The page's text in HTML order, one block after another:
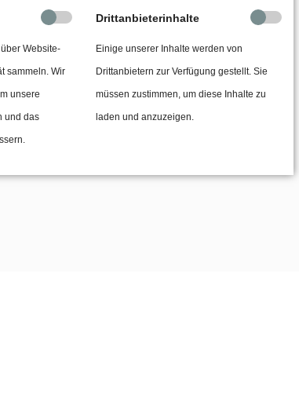
Sie unterdiesem Link.
Website-
sammeln. Wir
unsere
und das
Drittanbieterinhalte
Einige unserer Inhalte werden von
Drittanbietern zur Verfügung gestellt. Sie
müssen zustimmen, um diese Inhalte zu
laden und anzuzeigen.